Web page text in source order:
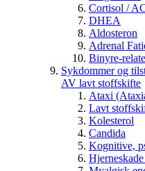
Cortisol /
DHEA
Aldosteron
Adrenal
Binyre-
Sykdommer og
AV lavt stoffskifte
Ataxi
Lavt
Kolesterol
Candida
Kognitive,